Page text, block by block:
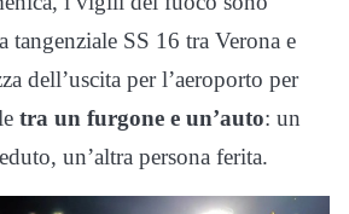
SS 16 tra Verona e
dell’uscita per l’aeroporto per
tra un furgone e un’auto: un
un’altra persona ferita.